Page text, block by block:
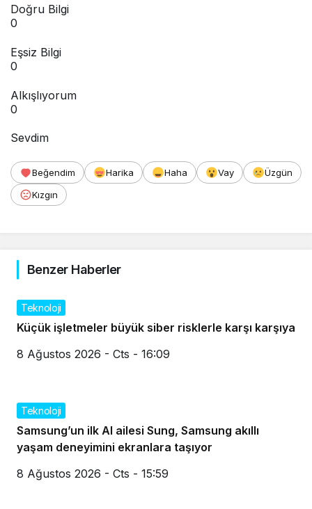
Doğru Bilgi
0
Eşsiz Bilgi
0
Alkışlıyorum
0
Sevdim
Beğendim Harika Haha Vay
Üzgün
Kızgın
Benzer Haberler
Teknoloji
Küçük işletmeler büyük siber risklerle karşı karşıya
8 Ağustos 2026 - Cts - 16:09
Teknoloji
Samsung’un ilk AI ailesi Sung, Samsung akıllı
yaşam deneyimini ekranlara taşıyor
8 Ağustos 2026 - Cts - 15:59